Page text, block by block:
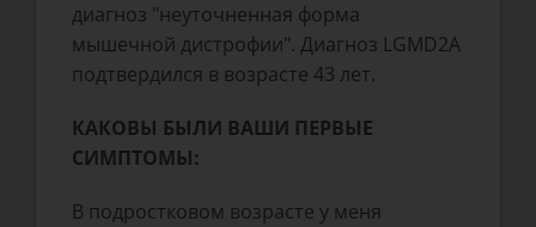
диагноз "неуточненная форма
мышечной дистрофии". Диагноз LGMD2A
подтвердился в возрасте 43 лет.
КАКОВЫ БЫЛИ ВАШИ ПЕРВЫЕ
СИМПТОМЫ:
В подростковом возрасте у меня